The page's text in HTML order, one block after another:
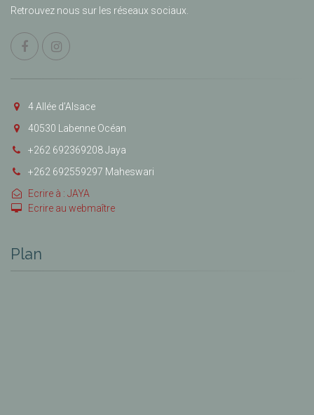
Retrouvez nous sur les réseaux sociaux.
4 Allée d’Alsace
40530 Labenne Océan
+262 692369208 Jaya
+262 692559297 Maheswari
Ecrire à : JAYA
Ecrire au webmaître
Plan